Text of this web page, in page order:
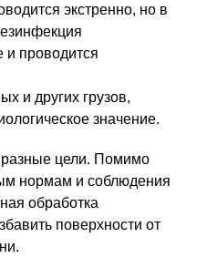
экстренно, но в
и проводится
и других грузов,
значение.
цели. Помимо
нормам и соблюдения
обработка
поверхности от